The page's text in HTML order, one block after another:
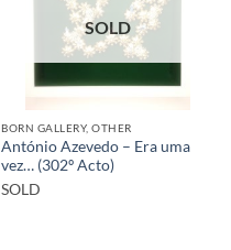
SOLD
BORN GALLERY, OTHER
António Azevedo – Era uma
vez… (302º Acto)
SOLD